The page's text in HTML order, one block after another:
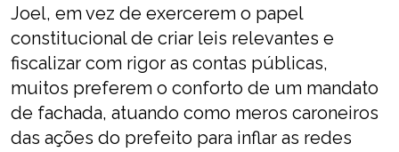
Joel, em vez de exercerem o papel
constitucional de criar leis relevantes e
fiscalizar com rigor as contas públicas,
muitos preferem o conforto de um mandato
de fachada, atuando como meros caroneiros
das ações do prefeito para inflar as redes